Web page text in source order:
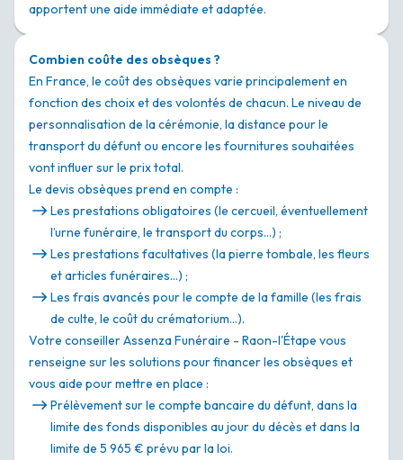
apportent une aide immédiate et adaptée.
Combien coûte des obsèques ?
En France, le coût des obsèques varie principalement en
fonction des choix et des volontés de chacun. Le niveau de
personnalisation de la cérémonie, la distance pour le
transport du défunt ou encore les fournitures souhaitées
vont influer sur le prix total.
Le devis obsèques prend en compte :
Les prestations obligatoires (le cercueil, éventuellement
l’urne funéraire, le transport du corps…) ;
Les prestations facultatives (la pierre tombale, les fleurs
et articles funéraires…) ;
Les frais avancés pour le compte de la famille (les frais
de culte, le coût du crématorium…).
Votre conseiller Assenza Funéraire - Raon-l'Étape vous
renseigne sur les solutions pour financer les obsèques et
vous aide pour mettre en place :
Prélèvement sur le compte bancaire du défunt, dans la
limite des fonds disponibles au jour du décès et dans la
limite de 5 965 € prévu par la loi.